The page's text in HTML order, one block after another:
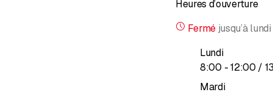
Heures d’ouverture
Fermé jusqu’à
Lundi
8:00 - jusqu’à
12:00 / 13
Mardi